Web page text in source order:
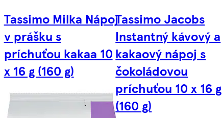
Tassimo Milka Nápoj
v prášku s
príchuťou kakaa 10
x 16 g (160 g)
Tassimo Jacobs
Instantný kávový a
kakaový nápoj s
čokoládovou
príchuťou 10 x 16 g
(160 g)